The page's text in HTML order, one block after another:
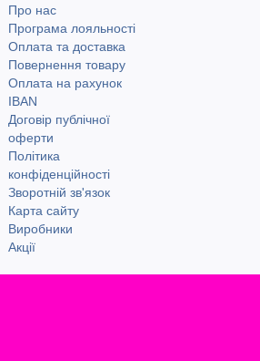
Про нас
Програма лояльності
Оплата та доставка
Повернення товару
Оплата на рахунок
IBAN
Договір публічної
оферти
Політика
конфіденційності
Зворотній зв'язок
Карта сайту
Виробники
Акції